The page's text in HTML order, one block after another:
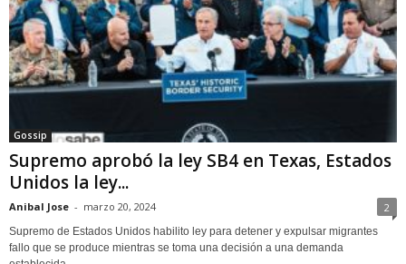
Gossip
Supremo aprobó la ley SB4 en Texas, Estados
Unidos la ley...
Anibal Jose - marzo 20, 2024 2
Supremo de Estados Unidos habilito ley para detener y expulsar migrantes
fallo que se produce mientras se toma una decisión a una demanda